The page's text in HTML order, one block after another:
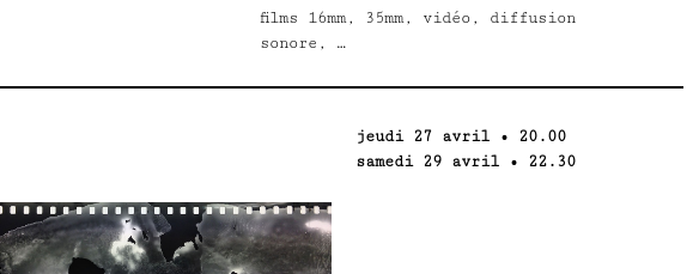
films 16mm, 35mm, vidéo, diffusion
sonore, …
jeudi 27 avril • 20.00
samedi 29 avril • 22.30